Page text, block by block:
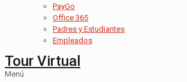
PayGo
Office 365
Padres y Estudiantes
Empleados
Tour Virtual
Menú